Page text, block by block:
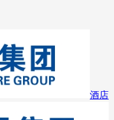
酒店